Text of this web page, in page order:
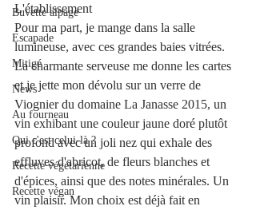
Buvette alpage
Escapade
Mitigé
News
Au fourneau
Qui c'est celui-là ?
Recette végétarienne
Recette végan
L'établissement
Pour ma part, je mange dans la salle
lumineuse, avec ces grandes baies vitrées.
La charmante serveuse me donne les cartes
et je jette mon dévolu sur un verre de
Viognier du domaine La Janasse 2015, un
vin exhibant une couleur jaune doré plutôt
profond avec un joli nez qui exhale des
effluves d'abricot, de fleurs blanches et
d'épices, ainsi que des notes minérales. Un
vin plaisir. Mon choix est déjà fait en